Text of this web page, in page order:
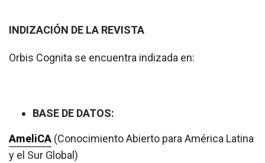
INDIZACIÓN DE LA REVISTA
Orbis Cognita se encuentra indizada en:
BASE DE DATOS:
AmeliCA (Conocimiento Abierto para América Latina
y el Sur Global)